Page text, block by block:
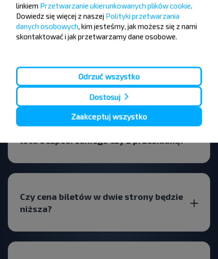
GRODNENSKAYA OBL.?
Czy bilet będzie tańszy w przypadku
Czy cena biletów w dwie strony będzie
niższa?
linkiem Przetwarzanie ukierunkowanych plików cookie.
Dowiedz się więcej z naszej Polityki przetwarzania
danych osobowych, kim jesteśmy, jak możesz się z nami
skontaktować i jak przetwarzamy dane osobowe.
Odrzuć wszystko
Dostosuj
Zaakceptuj wszystko